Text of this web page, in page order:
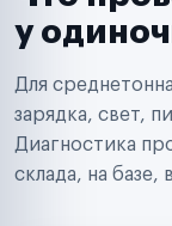
Поставщики
Аренда спецтехники
Ремонт спецтехники
Ритейл-сети
Управляющие
Страховые компании
у
Для
зарядка, свет,
Диагностика
склада, на базе,